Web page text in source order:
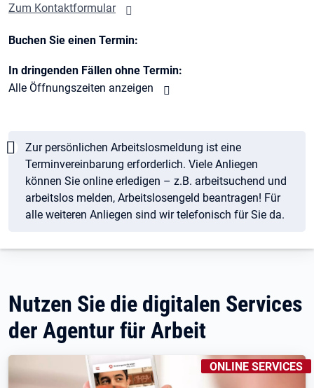
Zum Kontaktformular
Buchen Sie einen Termin:
In dringenden Fällen ohne Termin:
Alle Öffnungszeiten anzeigen
Zur persönlichen Arbeitslosmeldung ist eine
Terminvereinbarung erforderlich. Viele Anliegen
können Sie online erledigen – z.B. arbeitsuchend und
arbeitslos melden, Arbeitslosengeld beantragen! Für
alle weiteren Anliegen sind wir telefonisch für Sie da.
Nutzen Sie die digitalen Services
der Agentur für Arbeit
KENNZEICHNUNGEN:
ONLINE SERVICES